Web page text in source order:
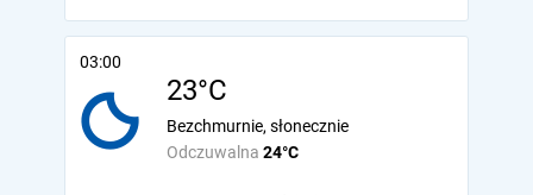
03:00
23°C
Odczuwalna 24°C
Bezchmurnie, słonecznie